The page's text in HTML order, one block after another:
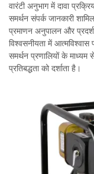
वारंटी अनुभाग में दावा
समर्थन संपर्क जानकारी
प्रमाणन अनुपालन और
विश्वसनीयता में
समर्थन प्रणालियों के माध्यम
प्रतिबद्धता को दर्शाता है।